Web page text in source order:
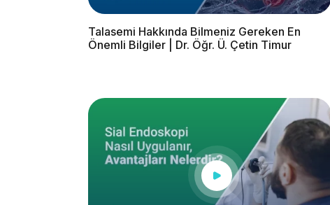
Talasemi Hakkında Bilmeniz Gereken En
Önemli Bilgiler | Dr. Öğr. Ü. Çetin Timur